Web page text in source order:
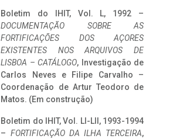
Boletim do IHIT, Vol. L, 1992 –
DOCUMENTAÇÃO SOBRE AS
FORTIFICAÇÕES DOS AÇORES
EXISTENTES NOS ARQUIVOS DE
LISBOA – CATÁLOGO, Investigação de
Carlos Neves e Filipe Carvalho –
Coordenação de Artur Teodoro de
Matos. (Em construção)
Boletim do IHIT, Vol. LI-LII, 1993-1994
– FORTIFICAÇÃO DA ILHA TERCEIRA,